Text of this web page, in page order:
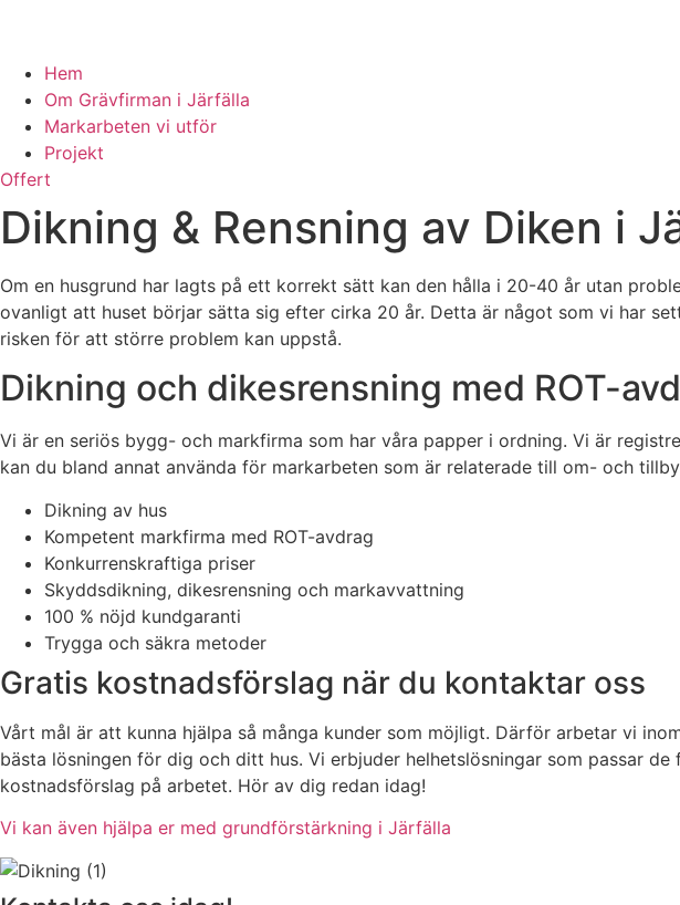
Hem
Om Grävfirman i Järfälla
Markarbeten vi utför
Projekt
Offert
Dikning & Rensning av Diken i
Om en husgrund har lagts på ett korrekt sätt kan den hålla i 20-40 år utan
ovanligt att huset börjar sätta sig efter cirka 20 år. Detta är något som vi har
risken för att större problem kan uppstå.
Dikning och dikesrensning med ROT-
Vi är en seriös bygg- och markfirma som har våra papper i ordning. Vi är
kan du bland annat använda för markarbeten som är relaterade till om- och
Dikning av hus
Kompetent markfirma med ROT-avdrag
Konkurrenskraftiga priser
Skyddsdikning, dikesrensning och markavvattning
100 % nöjd kundgaranti
Trygga och säkra metoder
Gratis kostnadsförslag när du kontaktar oss
Vårt mål är att kunna hjälpa så många kunder som möjligt. Därför arbetar vi
bästa lösningen för dig och ditt hus. Vi erbjuder helhetslösningar som passar
kostnadsförslag på arbetet. Hör av dig redan idag!
Vi kan även hjälpa er med grundförstärkning i Järfälla